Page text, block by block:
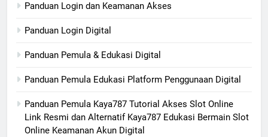
Panduan Login dan Keamanan Akses
Panduan Login Digital
Panduan Pemula & Edukasi Digital
Panduan Pemula Edukasi Platform Penggunaan Digital
Panduan Pemula Kaya787 Tutorial Akses Slot Online
Link Resmi dan Alternatif Kaya787 Edukasi Bermain Slot
Online Keamanan Akun Digital